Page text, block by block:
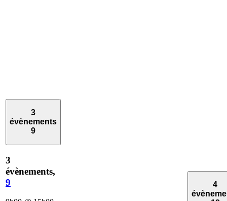
3
évènements
9
3
évènements,
9
4